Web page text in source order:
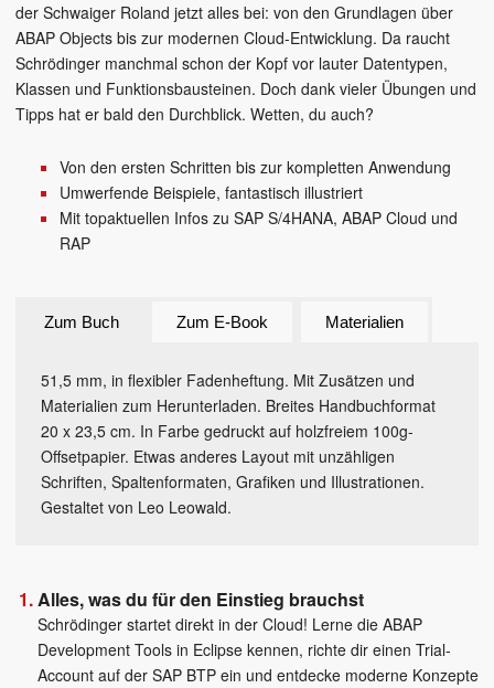
der Schwaiger Roland jetzt alles bei: von den Grundlagen über
ABAP Objects bis zur modernen Cloud-Entwicklung. Da raucht
Schrödinger manchmal schon der Kopf vor lauter Datentypen,
Klassen und Funktionsbausteinen. Doch dank vieler Übungen und
Tipps hat er bald den Durchblick. Wetten, du auch?
Von den ersten Schritten bis zur kompletten Anwendung
Umwerfende Beispiele, fantastisch illustriert
Mit topaktuellen Infos zu SAP S/4HANA, ABAP Cloud und
RAP
Zum Buch Zum E-Book Materialien
51,5 mm, in flexibler Fadenheftung. Mit Zusätzen und
Materialien zum Herunterladen. Breites Handbuchformat
20 x 23,5 cm. In Farbe gedruckt auf holzfreiem 100g-
Offsetpapier. Etwas anderes Layout mit unzähligen
Schriften, Spaltenformaten, Grafiken und Illustrationen.
Gestaltet von Leo Leowald.
Alles, was du für den Einstieg brauchst
Schrödinger startet direkt in der Cloud! Lerne die ABAP
Development Tools in Eclipse kennen, richte dir einen Trial-
Account auf der SAP BTP ein und entdecke moderne Konzepte